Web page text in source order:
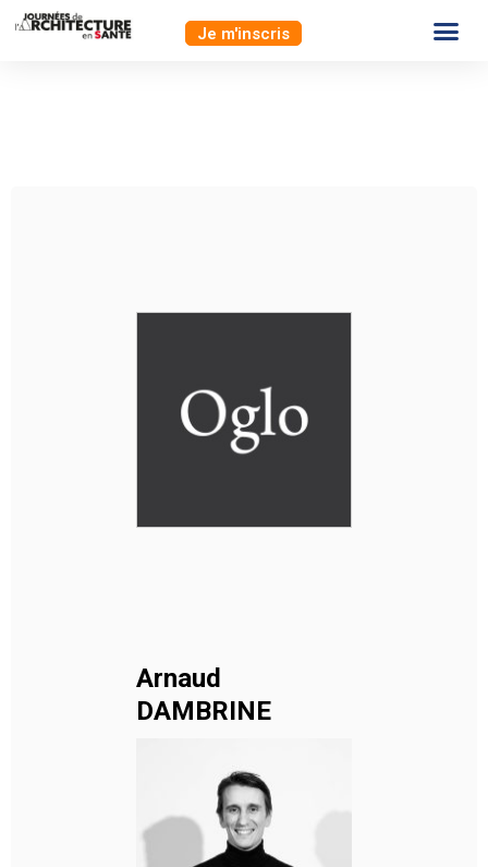
Je m'inscris
Arnaud
DAMBRINE